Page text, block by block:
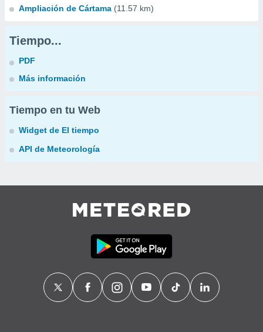
Ampliación de Cártama (11.57 km)
Tiempo...
PDF
Más información
Tiempo en tu Web
Widget de El tiempo
API de Meteorología